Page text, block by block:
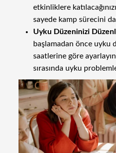
etkinliklere
sayede kamp sürecini
Uyku Düzeninizi
başlamadan önce uyku
saatlerine göre
sırasında uyku